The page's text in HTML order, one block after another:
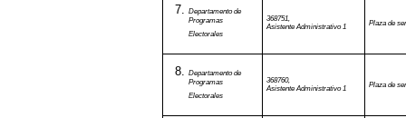
Departamento de
Programas
Electorales
368751,
Asistente Administrativo 1
Plaza de
Departamento de
Programas
Electorales
368760,
Asistente Administrativo 1
Plaza de